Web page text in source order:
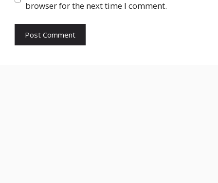
browser for the next time I comment.